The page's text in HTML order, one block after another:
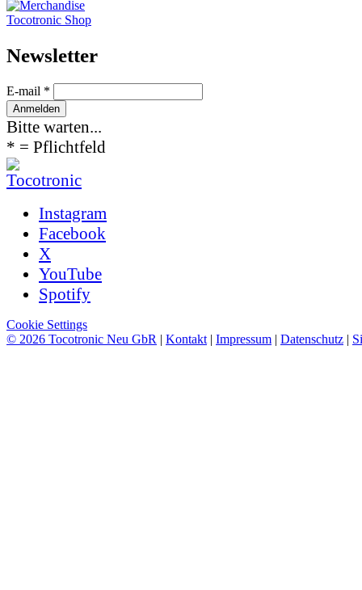
Tocotronic Shop
News­letter
E-mail *
Bitte warten...
* = Pflichtfeld
Instagram
Facebook
X
YouTube
Spotify
Cookie Settings
© 2026 Tocotronic Neu GbR | Kontakt | Impressum | Datenschutz |